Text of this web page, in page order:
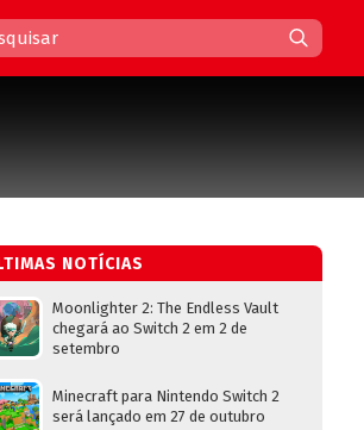
NOTÍCIAS
Moonlighter 2: The Endless Vault
chegará ao Switch 2 em 2 de
setembro
Minecraft para Nintendo Switch 2
será lançado em 27 de outubro